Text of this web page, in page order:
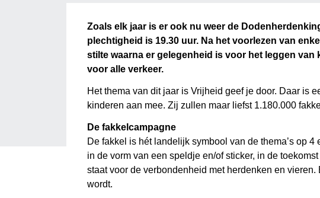
Zoals elk jaar is er ook nu weer de
plechtigheid is 19.30 uur. Na het voorlezen van
stilte waarna er gelegenheid is voor het leggen
voor alle verkeer.
Het thema van dit jaar is Vrijheid geef je door. Daar is
kinderen aan mee. Zij zullen maar liefst 1.180.000
De fakkelcampagne
De fakkel is hét landelijk symbool van de thema’s op
in de vorm van een speldje en/of sticker, in de
staat voor de verbondenheid met herdenken en
wordt.